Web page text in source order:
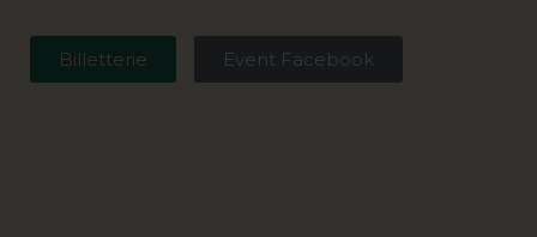
Billetterie Event Facebook